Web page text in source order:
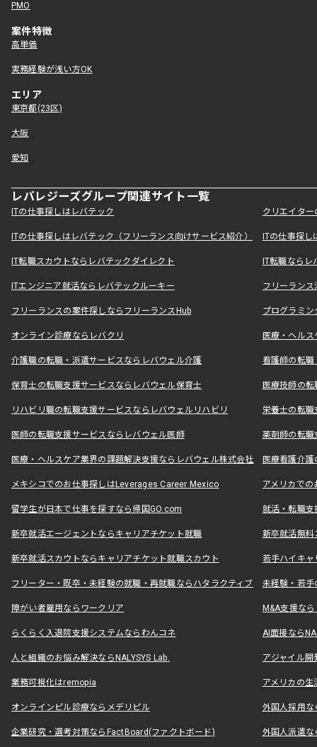
PMO
案件特徴
高単価
実務経験が浅い方OK
エリア
東京都(23区)
大阪
愛知
レバレジーズグループ関連サイト一覧
ITの仕事探しはレバテック クリエイタ
ITの仕事探しはレバテック（フリーランス向けサービス紹介） ITの仕事探
IT転職スカウトならレバテックダイレクト IT転職なら
ITエンジニア就活ならレバテックルーキー フリーラン
フリーランスの案件探しならフリーランスHub プログラミ
オンライン診療ならレバクリ 医療・ヘル
介護職の転職・派遣サービスならレバウェル介護 看護師の転
保育士の転職支援サービスならレバウェル保育士 医療技師の
リハビリ職の転職支援サービスならレバウェルリハビリ 栄養士の転
医師の転職支援サービスならレバウェル医師 薬剤師の転
医療・ヘルスケア業界の課題解決支援ならレバウェル株式会社 医療看護介
メキシコでのお仕事探しはLeverages Career Mexico アメリカで
留学生が日本で仕事を探すなら帰国GO.com 就活・転職
新卒就活エージェントならキャリアチケット就職 新卒就活無料
新卒就活スカウトならキャリアチケット就職スカウト 若手ハイキ
フリーター・既卒・未経験の就職・再就職ならハタラクティブ 未経験・若手
障がい者雇用ならワークリア M&A支援な
らくらく入退院支援システムならわんコネ AI面接なら
人と組織のお悩み解決ならNALYSYS Lab. アジャイル
業務可視化はremopia アメリカの
オンラインピル診療ならメデリピル 外国人採用
企業研究・選考対策ならFactBoard(ファクトボード) 外国人派遣な